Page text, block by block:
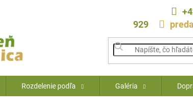
929
Rozdelenie podľa Galéria